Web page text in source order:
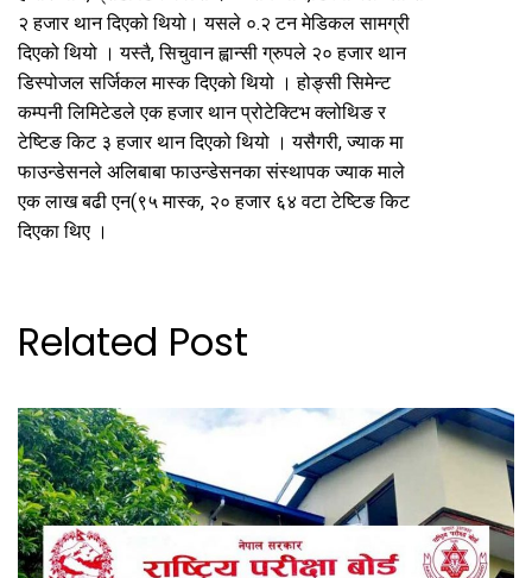
२ हजार थान दिएको थियो। यसले ०.२ टन मेडिकल सामग्री
दिएको थियो । यस्तै, सिचुवान ह्वान्सी ग्रुपले २० हजार थान
डिस्पोजल सर्जिकल मास्क दिएको थियो । होङ्सी सिमेन्ट
कम्पनी लिमिटेडले एक हजार थान प्रोटेक्टिभ क्लोथिङ र
टेष्टिङ किट ३ हजार थान दिएको थियो । यसैगरी, ज्याक मा
फाउन्डेसनले अलिबाबा फाउन्डेसनका संस्थापक ज्याक माले
एक लाख बढी एन(९५ मास्क, २० हजार ६४ वटा टेष्टिङ किट
दिएका थिए ।
Related Post